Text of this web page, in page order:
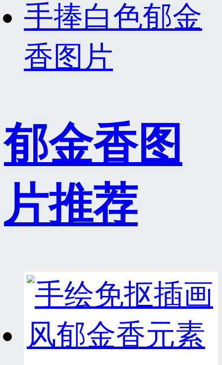
手捧白色郁金
香图片
郁金香图
片推荐